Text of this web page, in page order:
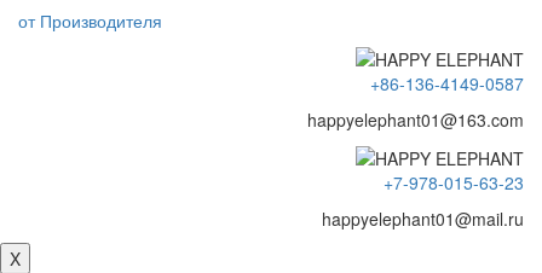
от Производителя
+86-136-4149-0587
happyelephant01@163.com
+7-978-015-63-23
happyelephant01@mail.ru
X